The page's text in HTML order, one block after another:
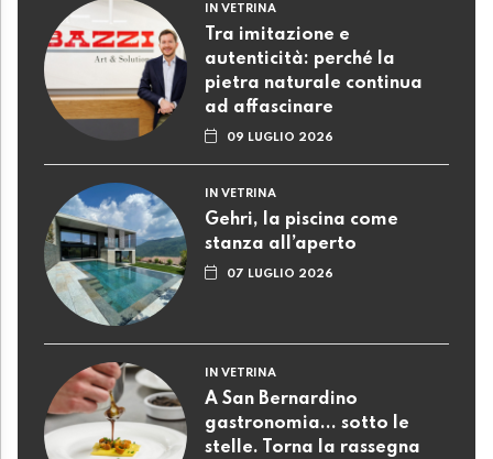
IN VETRINA
Tra imitazione e
autenticità: perché la
pietra naturale continua
ad affascinare
09 LUGLIO 2026
IN VETRINA
Gehri, la piscina come
stanza all’aperto
07 LUGLIO 2026
IN VETRINA
A San Bernardino
gastronomia... sotto le
stelle. Torna la rassegna